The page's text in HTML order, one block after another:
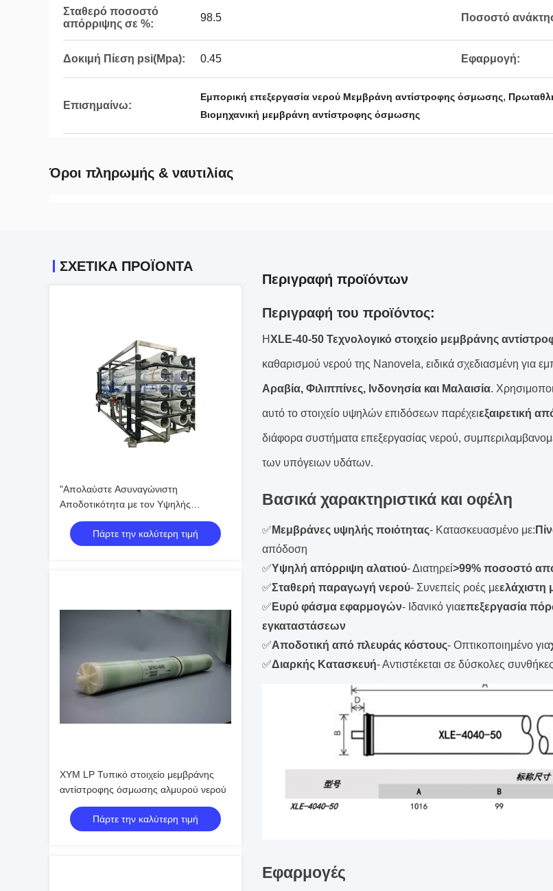
Σταθερό ποσοστό
απόρριψης σε %:
98.5 Ποσοστό
Δοκιμή Πίεση psi(Mpa): 0.45 Εφαρμογή:
Επισημαίνω:
Εμπορική επεξεργασία νερού Μεμβράνη αντίστροφης όσμωσης,
Βιομηχανική μεμβράνη αντίστροφης όσμωσης
Όροι πληρωμής & ναυτιλίας
ΣΧΕΤΙΚΑ ΠΡΟΪΟΝΤΑ
"Απολαύστε Ασυναγώνιστη
Αποδοτικότητα με τον Υψηλής
Απόδοσης Βιοαντιδραστήρα
Μεμβράνης για Αντίστροφη Όσμωση"
Πάρτε την καλύτερη τιμή
XYM LP Τυπικό στοιχείο μεμβράνης
αντίστροφης όσμωσης αλμυρού νερού
Πάρτε την καλύτερη τιμή
Περιγραφή προϊόντων
Περιγραφή του προϊόντος:
ΗXLE-40-50 Τεχνολογικό στοιχείο μεμβράνης
καθαρισμού νερού της Nanovela, ειδικά σχεδιασμένη για
Αραβία, Φιλιππίνες, Ινδονησία και Μαλαισία.
αυτό το στοιχείο υψηλών επιδόσεων παρέχειεξαιρετική
διάφορα συστήματα επεξεργασίας νερού,
των υπόγειων υδάτων.
Βασικά χαρακτηριστικά και οφέλη
✅ Μεμβράνες υψηλής ποιότητας- Κατασκευασμένο με:
απόδοση
✅Υψηλή απόρριψη αλατιού- Διατηρεί>99% ποσοστό
✅Σταθερή παραγωγή νερού- Συνεπείς ροές μεελάχιστη
✅ Ευρύ φάσμα εφαρμογών- Ιδανικό γιαεπεξεργασία
εγκαταστάσεων
✅Αποδοτική από πλευράς κόστους- Οπτικοποιημένο για
✅Διαρκής Κατασκευή- Αντιστέκεται σε δύσκολες
Εφαρμογές